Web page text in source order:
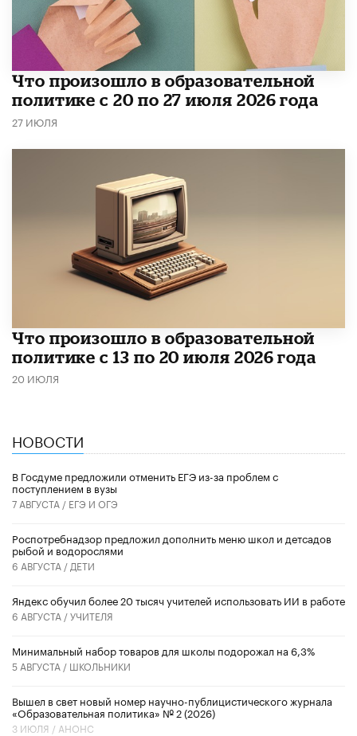
​Что произошло в образовательной
политике с 20 по 27 июля 2026 года
27 ИЮЛЯ
Что произошло в образовательной
политике с 13 по 20 июля 2026 года
20 ИЮЛЯ
НОВОСТИ
В Госдуме предложили отменить ЕГЭ из-за проблем с
поступлением в вузы
7 АВГУСТА / ЕГЭ И ОГЭ
Роспотребнадзор предложил дополнить меню школ и детсадов
рыбой и водорослями
6 АВГУСТА / ДЕТИ
​Яндекс обучил более 20 тысяч учителей использовать ИИ в работе
6 АВГУСТА /УЧИТЕЛЯ
Минимальный набор товаров для школы подорожал на 6,3%
5 АВГУСТА / ШКОЛЬНИКИ
Вышел в свет новый номер научно-публицистического журнала
«Образовательная политика» № 2 (2026)
3 ИЮЛЯ / АНОНС